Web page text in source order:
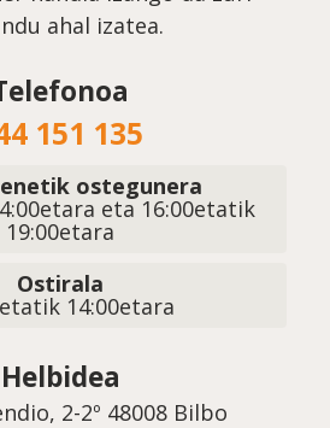
ahal izatea.
151 135
ostegunera
eta 16:00etatik
19:00etara
Ostirala
14:00etara
Helbidea
2-2º 48008 Bilbo